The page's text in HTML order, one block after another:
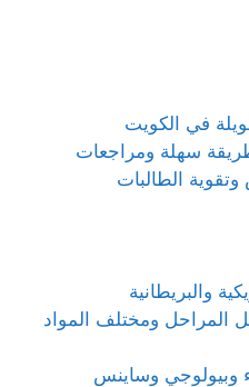
في الكويت
سهلة ومراجعات
الطالبات
والبريطانية
ومختلف المواد
وبيولوجي وساينس